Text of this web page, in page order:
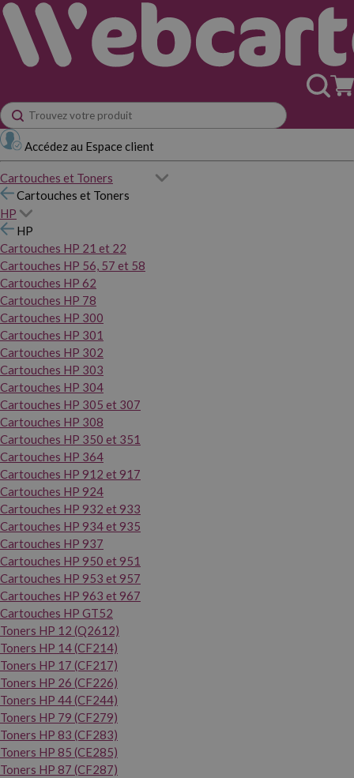
Accédez au Espace client
Cartouches et Toners
Cartouches et Toners
HP
HP
Cartouches HP 21 et 22
Cartouches HP 56, 57 et 58
Cartouches HP 62
Cartouches HP 78
Cartouches HP 300
Cartouches HP 301
Cartouches HP 302
Cartouches HP 303
Cartouches HP 304
Cartouches HP 305 et 307
Cartouches HP 308
Cartouches HP 350 et 351
Cartouches HP 364
Cartouches HP 912 et 917
Cartouches HP 924
Cartouches HP 932 et 933
Cartouches HP 934 et 935
Cartouches HP 937
Cartouches HP 950 et 951
Cartouches HP 953 et 957
Cartouches HP 963 et 967
Cartouches HP GT52
Toners HP 12 (Q2612)
Toners HP 14 (CF214)
Toners HP 17 (CF217)
Toners HP 26 (CF226)
Toners HP 44 (CF244)
Toners HP 79 (CF279)
Toners HP 83 (CF283)
Toners HP 85 (CE285)
Toners HP 87 (CF287)